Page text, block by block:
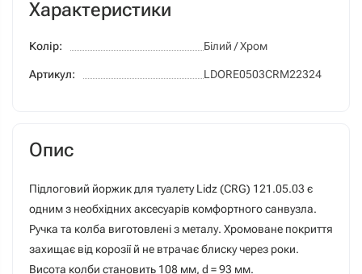
Характеристики
Колір: Білий / Хром
Артикул: LDORE0503CRM22324
Опис
Підлоговий йоржик для туалету Lidz (CRG) 121.05.03 є
одним з необхідних аксесуарів комфортного санвузла.
Ручка та колба виготовлені з металу. Хромоване покриття
захищає від корозії й не втрачає блиску через роки.
Висота колби становить 108 мм, d = 93 мм.